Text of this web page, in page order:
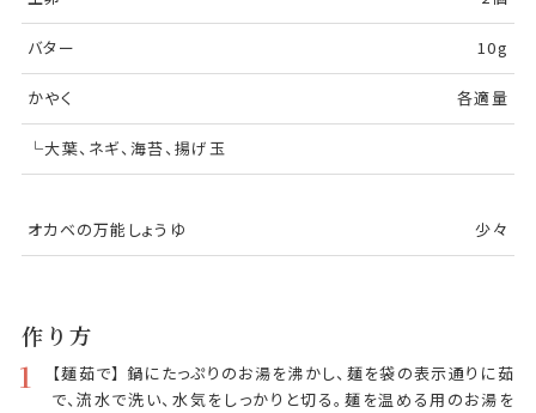
バター 10g
かやく 各適量
└大葉、ネギ、海苔、揚げ玉
オカベの万能しょうゆ 少々
作り方
1
【麺茹で】 鍋にたっぷりのお湯を沸かし、麺を袋の表示通りに茹
で、流水で洗い、水気をしっかりと切る。麺を温める用のお湯を